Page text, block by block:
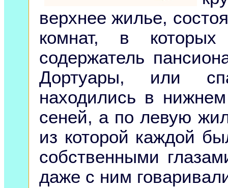
верхнее жилье,
комнат, в
содержатель
Дортуары, или
находились в
сеней, а по левую
из которой каждой
собственными
даже с ним